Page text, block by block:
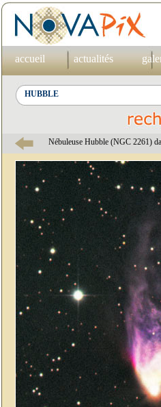
accueil actualités
Nébuleuse Hubble (NGC 2261)